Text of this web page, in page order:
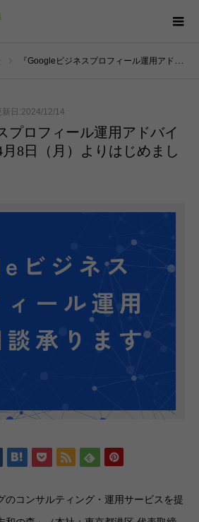
『Googleビジネスプロフィール運用アドバイスメニュー』を4月8日（月）よりはじめました
日:2024/12/14
プロフィール運用アドバイ
8日（月）よりはじめまし
のコンサルティング・運用サービスを提